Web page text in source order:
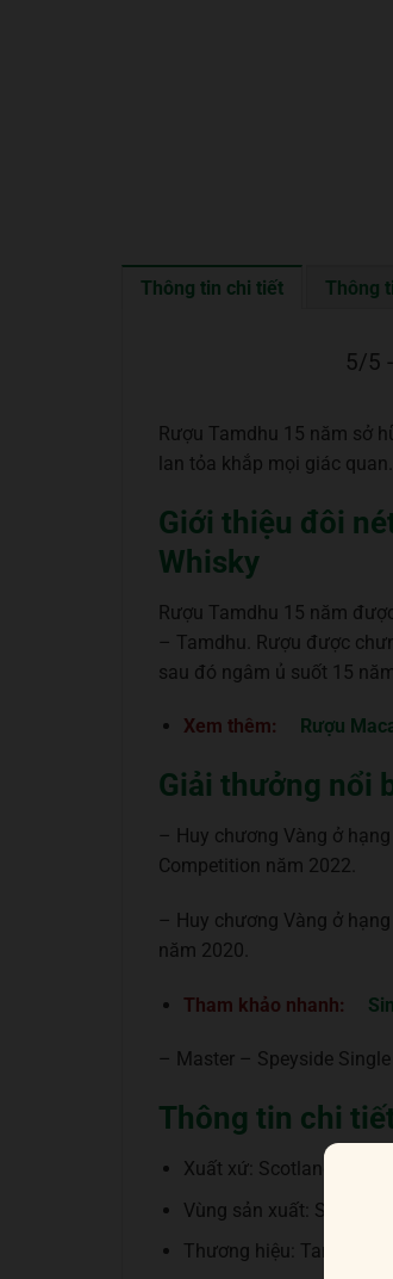
Thông tin chi tiết Thông
5/5
Rượu Tamdhu 15 năm sở
lan tỏa khắp mọi giác
Giới thiệu đôi
Whisky
Rượu Tamdhu 15 năm
– Tamdhu. Rượu được
sau đó ngâm ủ suốt 15
Xem thêm: Rượu
Giải thưởng nổi
– Huy chương Vàng ở
Competition năm 2022.
– Huy chương Vàng ở
năm 2020.
Tham khảo nhanh:
– Master – Speyside
Thông tin chi
Xuất xứ: Scotland
Vùng sản xuất: Speyside
Thương hiệu: Tamdhu